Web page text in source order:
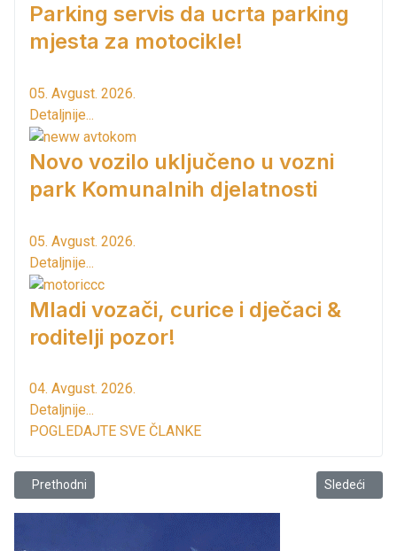
Parking servis da ucrta parking
mjesta za motocikle!
05. Avgust. 2026.
Detaljnije...
Novo vozilo uključeno u vozni
park Komunalnih djelatnosti
05. Avgust. 2026.
Detaljnije...
Mladi vozači, curice i dječaci &
roditelji pozor!
04. Avgust. 2026.
Detaljnije...
POGLEDAJTE SVE ČLANKE
Prethodni članak: TO Bar poziva...
Prethodni Sledeći
Sledeći